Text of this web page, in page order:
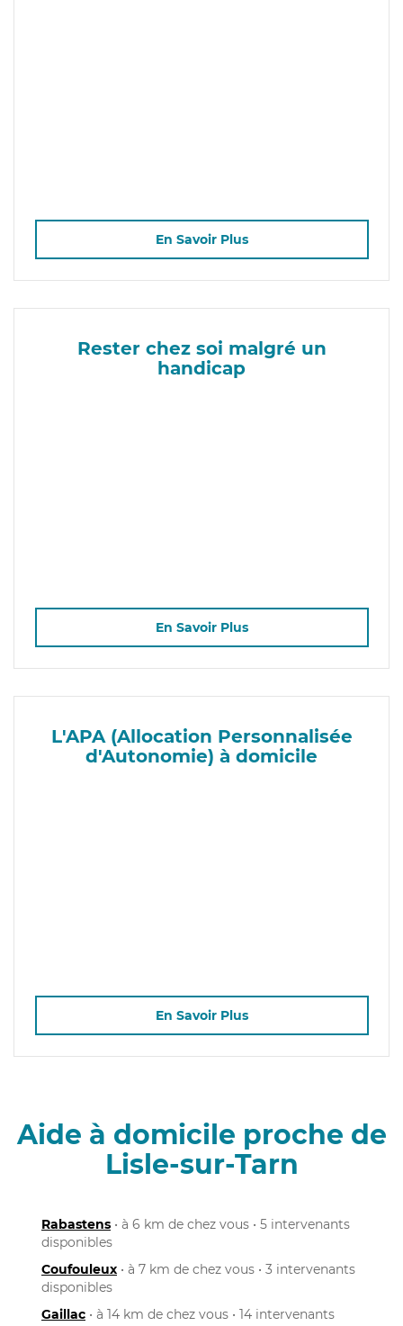
En Savoir Plus
Rester chez soi malgré un
handicap
En Savoir Plus
L'APA (Allocation Personnalisée
d'Autonomie) à domicile
En Savoir Plus
Aide à domicile proche de
Lisle-sur-Tarn
Rabastens • à 6 km de chez vous • 5 intervenants
disponibles
Coufouleux • à 7 km de chez vous • 3 intervenants
disponibles
Gaillac • à 14 km de chez vous • 14 intervenants